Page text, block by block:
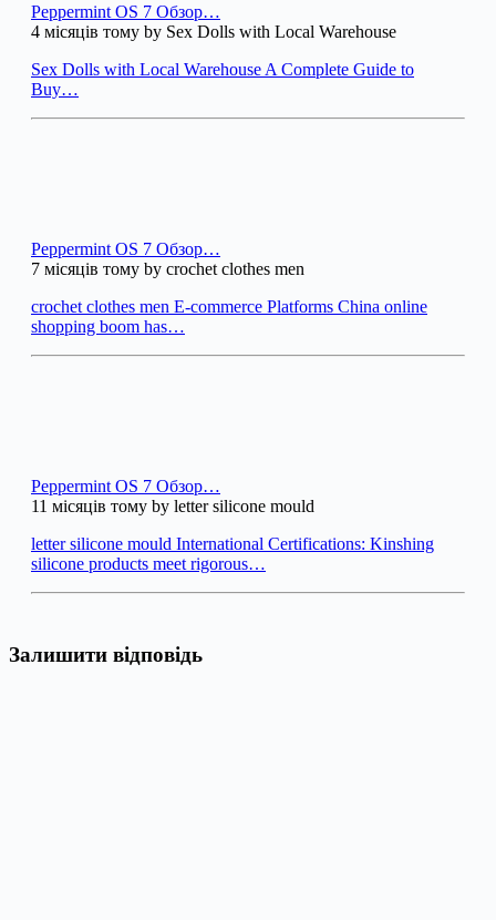
Peppermint OS 7 Обзор…
4 місяців тому by Sex Dolls with Local Warehouse
Sex Dolls with Local Warehouse A Complete Guide to
Buy…
Peppermint OS 7 Обзор…
7 місяців тому by crochet clothes men
crochet clothes men E-commerce Platforms China online
shopping boom has…
Peppermint OS 7 Обзор…
11 місяців тому by letter silicone mould
letter silicone mould International Certifications: Kinshing
silicone products meet rigorous…
Залишити відповідь